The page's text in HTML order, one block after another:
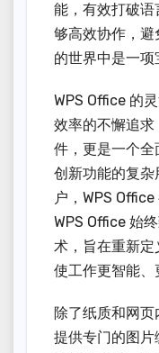
能，有效打破
够高效协作，
的世界中是一项
WPS Office 的
效率的不懈追
件，更是一个
创新功能的复杂
户，WPS
WPS Office 始
术，旨在重新定
使工作更智能、
除了纸质和网
提供专门的图